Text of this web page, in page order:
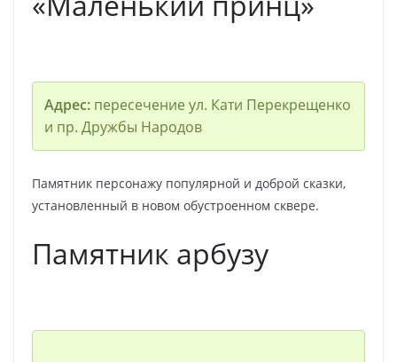
Адрес:пересечение ул. Кати Перекрещенко
и пр. Дружбы Народов
Памятник персонажу популярной и доброй сказки,
установленный в новом обустроенном сквере.
Памятник арбузу